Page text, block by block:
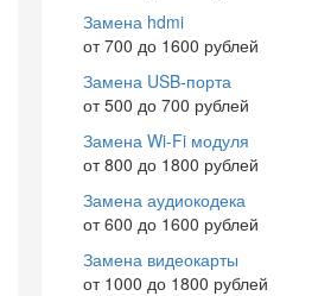
Замена hdmi
от 700 до 1600 рублей
Замена USB-порта
от 500 до 700 рублей
Замена Wi-Fi модуля
от 800 до 1800 рублей
Замена аудиокодека
от 600 до 1600 рублей
Замена видеокарты
от 1000 до 1800 рублей